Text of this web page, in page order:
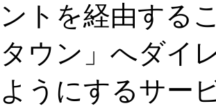
ントを経由する
タウン」へダイ
ようにするサー